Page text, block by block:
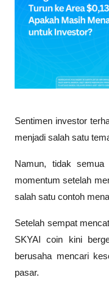
Sentimen investor
menjadi salah satu
Namun, tidak
momentum setelah
salah satu contoh
Setelah sempat
SKYAI coin kini
berusaha mencari
pasar.